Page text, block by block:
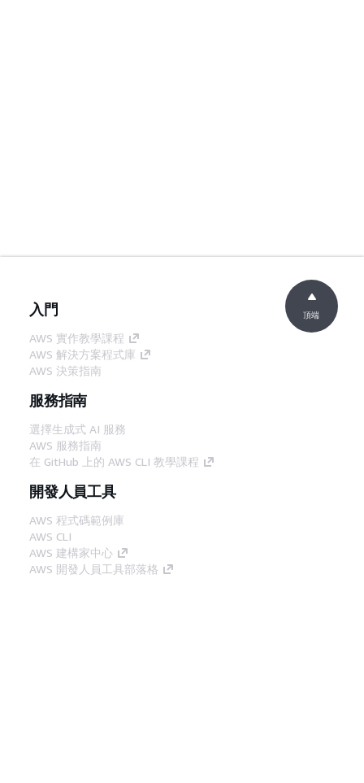
入門
AWS 實作教學課程
AWS 解決方案程式庫
AWS 決策指南
服務指南
選擇生成式 AI 服務
AWS 服務指南
在 GitHub 上的 AWS CLI 教學課程
開發人員工具
AWS 程式碼範例庫
AWS CLI
AWS 建構家中心
AWS 開發人員工具部落格
頂端